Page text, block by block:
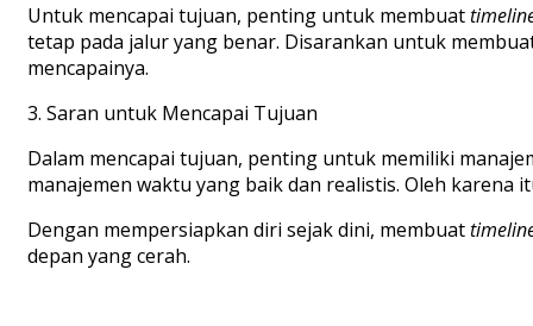
Untuk mencapai tujuan, penting untuk membuat
tetap pada jalur yang benar. Disarankan untuk
mencapainya.
3. Saran untuk Mencapai Tujuan
Dalam mencapai tujuan, penting untuk memiliki
manajemen waktu yang baik dan realistis. Oleh
Dengan mempersiapkan diri sejak dini, membuat
depan yang cerah.